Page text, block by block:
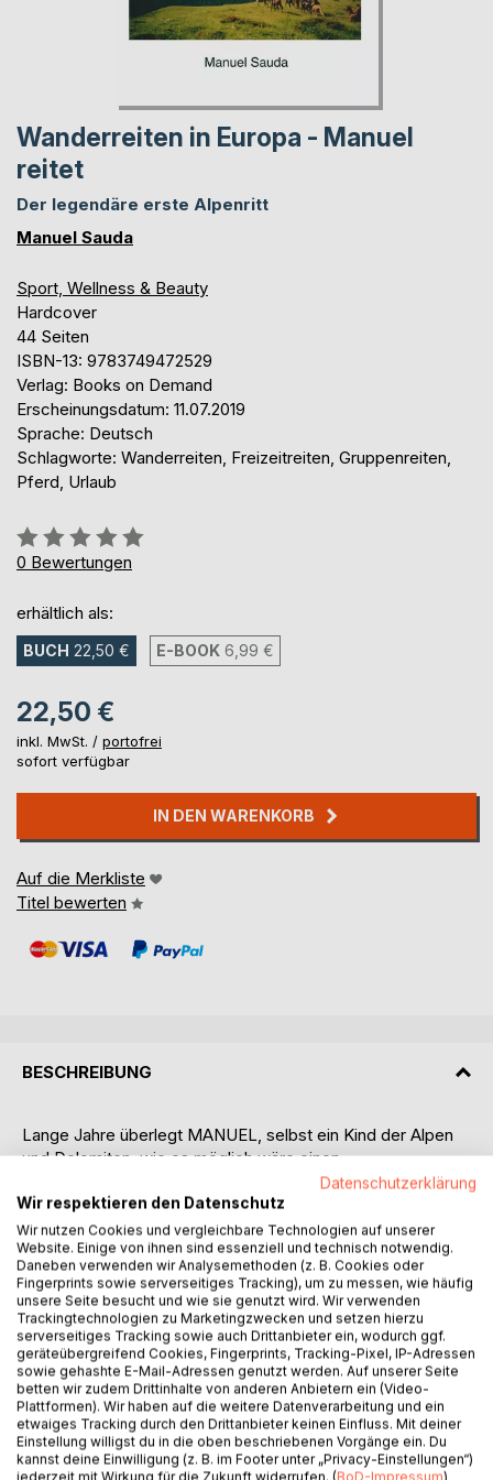
Wanderreiten in Europa - Manuel
reitet
Der legendäre erste Alpenritt
Manuel Sauda
Sport, Wellness & Beauty
Hardcover
44 Seiten
ISBN-13: 9783749472529
Verlag: Books on Demand
Erscheinungsdatum: 11.07.2019
Sprache: Deutsch
Schlagworte: Wanderreiten, Freizeitreiten, Gruppenreiten,
Pferd, Urlaub
Bewertung::
0%
0 Bewertungen
erhältlich als:
BUCH 22,50 € E-BOOK 6,99 €
22,50 €
inkl. MwSt. / portofrei
sofort verfügbar
IN DEN WARENKORB
Auf die Merkliste
Titel bewerten
BESCHREIBUNG
Lange Jahre überlegt MANUEL, selbst ein Kind der Alpen
und Dolomiten, wie es möglich wäre einen
länderübergreifenden Ritt über die Alpen zu erfinden. Es
war früher ganz einfach unmöglich, da die alten Veterinär
Gesetze bei Einreisen für das Pferd eine Quarantäne
vorschrieben die viele Wochen und dauern konnte! Die
Aufhebung der Grenzkontrollen Österreichs in Richtung
Deutschland und Italien erfolgen zum 1. April 1998.
Grundsätzlich ist von da an ein Grenzübertritt an jeder
Stelle erlaubt, unabhängig von der Staatsangehörigkeit der
betreffenden Person.
Den gutdurchdachten Wegeplan längst ausgearbeitet, läßt
MANUEL die von ihm grob vorgegebene Route bis ins
feinste Detail ausarbeiten und abreiten um dadurch eine
Datenschutzerklärung
Wir respektieren den Datenschutz
Wir nutzen Cookies und vergleichbare Technologien auf unserer
Website. Einige von ihnen sind essenziell und technisch notwendig.
Daneben verwenden wir Analysemethoden (z. B. Cookies oder
Fingerprints sowie serverseitiges Tracking), um zu messen, wie häufig
unsere Seite besucht und wie sie genutzt wird. Wir verwenden
Trackingtechnologien zu Marketingzwecken und setzen hierzu
serverseitiges Tracking sowie auch Drittanbieter ein, wodurch ggf.
geräteübergreifend Cookies, Fingerprints, Tracking-Pixel, IP-Adressen
sowie gehashte E-Mail-Adressen genutzt werden. Auf unserer Seite
betten wir zudem Drittinhalte von anderen Anbietern ein (Video-
Plattformen). Wir haben auf die weitere Datenverarbeitung und ein
etwaiges Tracking durch den Drittanbieter keinen Einfluss. Mit deiner
Einstellung willigst du in die oben beschriebenen Vorgänge ein. Du
kannst deine Einwilligung (z. B. im Footer unter „Privacy-Einstellungen“)
jederzeit mit Wirkung für die Zukunft widerrufen. (BoD-Impressum)